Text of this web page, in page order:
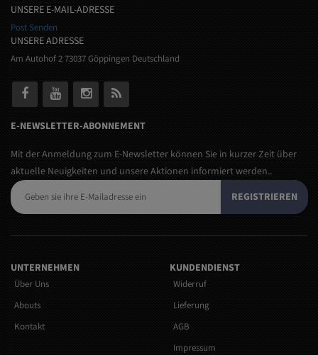
UNSERE E-MAIL-ADRESSE
Post Senden
UNSERE ADRESSE
Am Autohof 2 73037 Göppingen Deutschland
E-NEWSLETTER-ABONNEMENT
Mit der Anmeldung zum E-Newsletter können Sie in kurzer Zeit über
aktuelle Neuigkeiten und unsere Aktionen informiert werden..
REGISTRIEREN
UNTERNEHMEN
Über Uns
Abouts
Kontakt
KUNDENDIENST
Widerruf
Lieferung
AGB
Impressum